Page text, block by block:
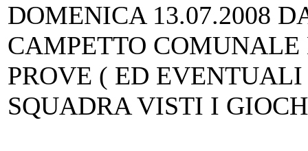
DOMENICA 13.07.2008
CAMPETTO
PROVE ( ED
SQUADRA VISTI I